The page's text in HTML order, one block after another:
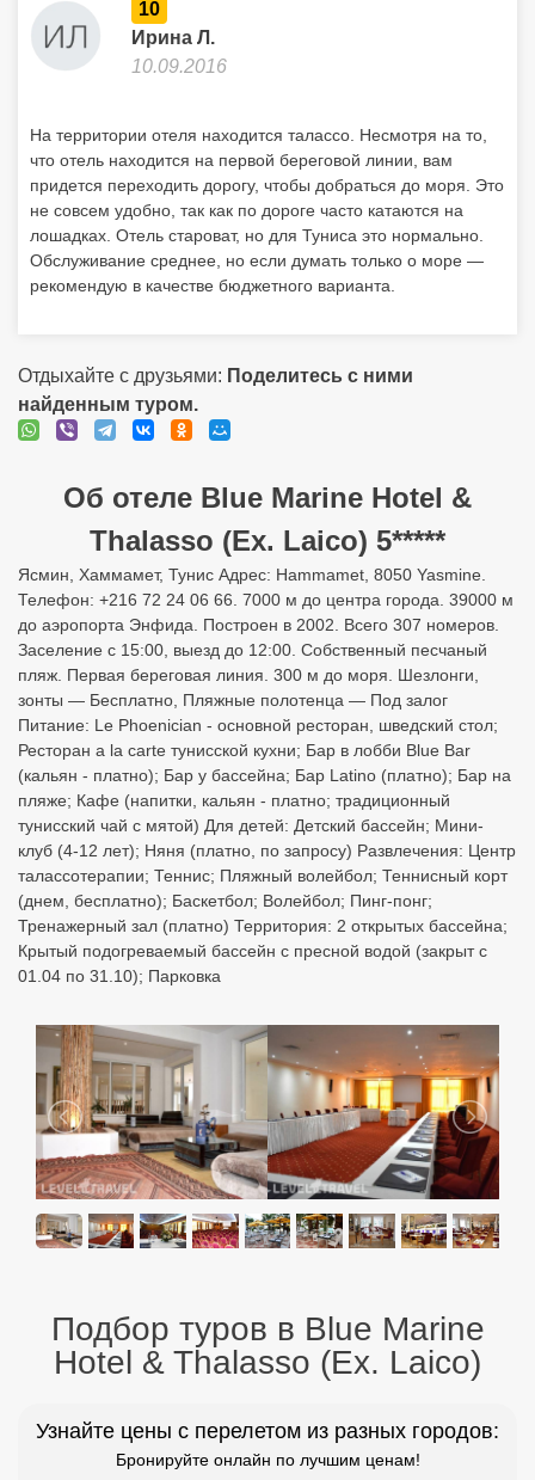
10
Ирина Л.
10.09.2016
На территории отеля находится талассо. Несмотря на то,
что отель находится на первой береговой линии, вам
придется переходить дорогу, чтобы добраться до моря. Это
не совсем удобно, так как по дороге часто катаются на
лошадках. Отель староват, но для Туниса это нормально.
Обслуживание среднее, но если думать только о море —
рекомендую в качестве бюджетного варианта.
Отдыхайте с друзьями: Поделитесь с ними
найденным туром.
Об отеле Blue Marine Hotel &
Thalasso (Ex. Laico) 5*****
Ясмин, Хаммамет, Тунис Адрес: Hammamet, 8050 Yasmine.
Телефон: +216 72 24 06 66. 7000 м до центра города. 39000 м
до аэропорта Энфида. Построен в 2002. Всего 307 номеров.
Заселение с 15:00, выезд до 12:00. Собственный песчаный
пляж. Первая береговая линия. 300 м до моря. Шезлонги,
зонты — Бесплатно, Пляжные полотенца — Под залог
Питание: Le Phoenician - основной ресторан, шведский стол;
Ресторан a la carte тунисской кухни; Бар в лобби Blue Bar
(кальян - платно); Бар у бассейна; Бар Latino (платно); Бар на
пляже; Кафе (напитки, кальян - платно; традиционный
тунисский чай с мятой) Для детей: Детский бассейн; Мини-
клуб (4-12 лет); Няня (платно, по запросу) Развлечения: Центр
талассотерапии; Теннис; Пляжный волейбол; Теннисный корт
(днем, бесплатно); Баскетбол; Волейбол; Пинг-понг;
Тренажерный зал (платно) Территория: 2 открытых бассейна;
Крытый подогреваемый бассейн с пресной водой (закрыт с
01.04 по 31.10); Парковка
Подбор туров в Blue Marine
Hotel & Thalasso (Ex. Laico)
Узнайте цены с перелетом из разных городов:
Бронируйте онлайн по лучшим ценам!